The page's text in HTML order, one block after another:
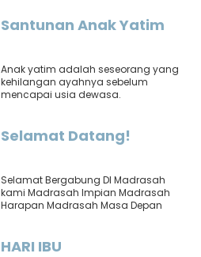
Santunan Anak Yatim
Anak yatim adalah seseorang yang
kehilangan ayahnya sebelum
mencapai usia dewasa.
mengasuh,..
Selamat Datang!
Selamat Bergabung DI Madrasah
kami Madrasah Impian Madrasah
Harapan Madrasah Masa Depan
HARI IBU